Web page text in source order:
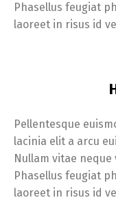
Phasellus feugiat
laoreet in risus id
Pellentesque
lacinia elit a arcu
Nullam vitae
Phasellus feugiat
laoreet in risus id